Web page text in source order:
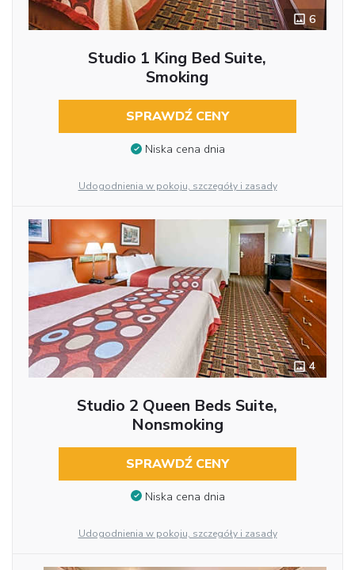
6
Studio 1 King Bed Suite,
Smoking
SPRAWDŹ CENY
Niska cena dnia
Udogodnienia w pokoju, szczegóły i zasady
4
Studio 2 Queen Beds Suite,
Nonsmoking
SPRAWDŹ CENY
Niska cena dnia
Udogodnienia w pokoju, szczegóły i zasady